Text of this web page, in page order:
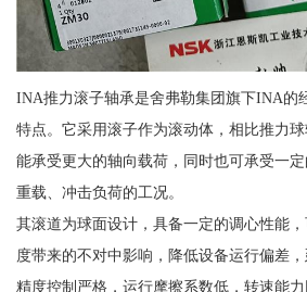
INA推力滚子轴承是舍弗勒集团旗下INA的
特点。它采用滚子作为滚动体，相比推力球
能承受更大的轴向载荷，同时也可承受一
重载、冲击负荷的工况。
其滚道为球面设计，具备一定的调心性能
度带来的不对中影响，降低设备运行偏差
精度控制严格，运行摩擦系数低，转速能